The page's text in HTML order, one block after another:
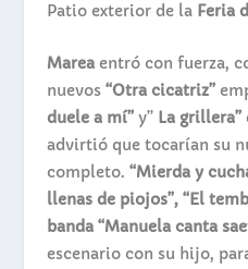
Patio exterior de la Feria
Mareaentró con fuerza,
nuevos “Otra cicatriz”
duele a mí”y”La grillera”
advirtió que tocarían su
completo. “Mierda y
llenas de piojos”, “El
banda “Manuela canta
escenario con su hijo,